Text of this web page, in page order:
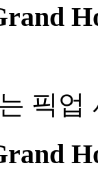
픽업